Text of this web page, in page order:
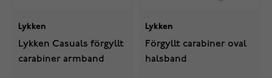
Lykken
Lykken Casuals förgyllt
carabiner armband
Lykken
Förgyllt carabiner oval
halsband